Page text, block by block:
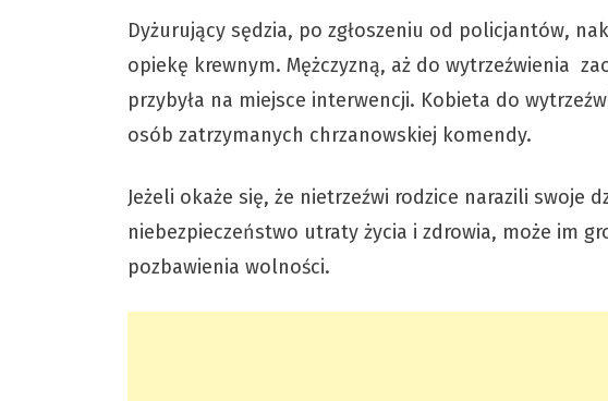
Dyżurujący sędzia, po zgłoszeniu od policjantów,
opiekę krewnym. Mężczyzną, aż do wytrzeźwienia
przybyła na miejsce interwencji. Kobieta do
osób zatrzymanych chrzanowskiej komendy.
Jeżeli okaże się, że nietrzeźwi rodzice narazili swoje
niebezpieczeństwo utraty życia i zdrowia, może im
pozbawienia wolności.